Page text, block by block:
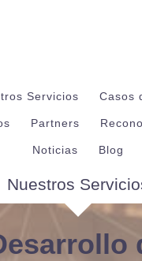
Servicios Casos
Partners
Noticias Blog
Nuestros